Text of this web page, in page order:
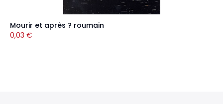
Mourir et après ? roumain
0,03 €